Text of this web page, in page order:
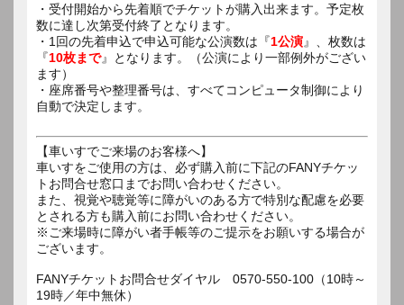
・受付開始から先着順でチケットが購入出来ます。予定枚
数に達し次第受付終了となります。
・1回の先着申込で申込可能な公演数は『1公演』、枚数は
『10枚まで』となります。（公演により一部例外がござい
ます）
・座席番号や整理番号は、すべてコンピュータ制御により
自動で決定します。
【車いすでご来場のお客様へ】
車いすをご使用の方は、必ず購入前に下記のFANYチケッ
トお問合せ窓口までお問い合わせください。
また、視覚や聴覚等に障がいのある方で特別な配慮を必要
とされる方も購入前にお問い合わせください。
※ご来場時に障がい者手帳等のご提示をお願いする場合が
ございます。
FANYチケットお問合せダイヤル 0570-550-100（10時～
19時／年中無休）